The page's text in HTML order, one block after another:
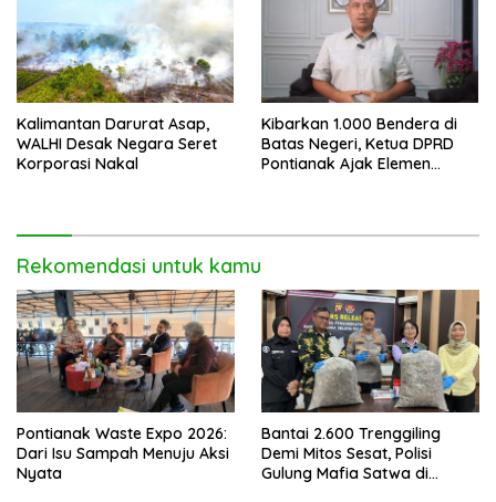
Kalimantan Darurat Asap,
WALHI Desak Negara Seret
Korporasi Nakal
Kibarkan 1.000 Bendera di
Batas Negeri, Ketua DPRD
Pontianak Ajak Elemen
Rekomendasi untuk kamu
Pontianak Waste Expo 2026:
Dari Isu Sampah Menuju Aksi
Nyata
Bantai 2.600 Trenggiling
Demi Mitos Sesat, Polisi
Gulung Mafia Satwa di